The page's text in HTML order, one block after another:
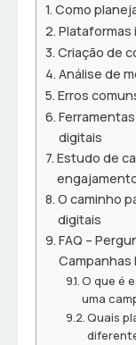
Como
Plataformas
Criação de
Análise de
Erros
digitais
Estudo de
O caminho
digitais
FAQ –
Campanhas
O que é
uma
Quais